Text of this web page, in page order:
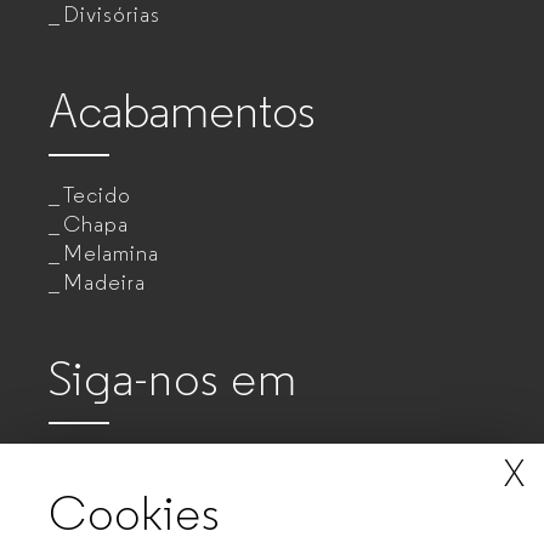
Divisórias
Acabamentos
Tecido
Chapa
Melamina
Madeira
Siga-nos em
X
Cookies